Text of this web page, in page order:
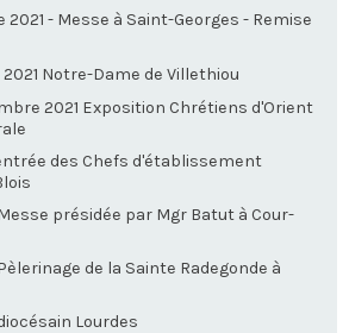
- Messe à Saint-Georges - Remise
Notre-Dame de Villethiou
2021 Exposition Chrétiens d'Orient
des Chefs d'établissement
présidée par Mgr Batut à Cour-
de la Sainte Radegonde à
Lourdes